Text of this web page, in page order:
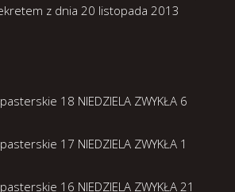
z dnia 20 listopada 2013
18 NIEDZIELA ZWYKŁA 6
17 NIEDZIELA ZWYKŁA 1
16 NIEDZIELA ZWYKŁA 21